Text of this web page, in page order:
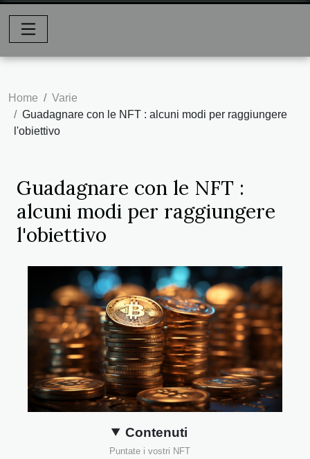
Home
Varie
Guadagnare con le NFT : alcuni modi per raggiungere
l'obiettivo
Guadagnare con le NFT :
alcuni modi per raggiungere
l'obiettivo
Contenuti
Puntate i vostri NFT